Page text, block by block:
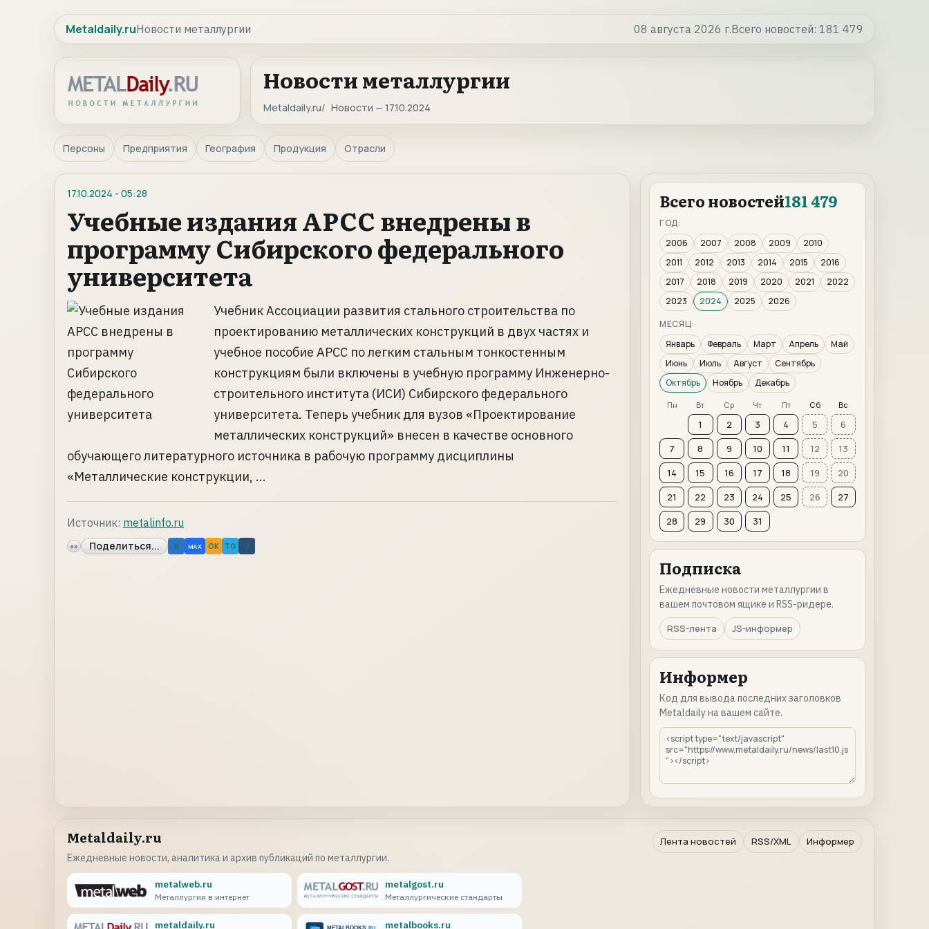
Metaldaily.ruНовости металлургии 08 августа 2026 г.Всего новостей: 181 479
Новости металлургии
Metaldaily.ru Новости — 17.10.2024
Персоны Предприятия География Продукция Отрасли
17.10.2024 - 05:28
Учебные издания АРСС внедрены в
программу Сибирского федерального
университета
Учебник Ассоциации развития стального строительства по
проектированию металлических конструкций в двух частях и
учебное пособие АРСС по легким стальным тонкостенным
конструкциям были включены в учебную программу Инженерно-
строительного института (ИСИ) Сибирского федерального
университета. Теперь учебник для вузов «Проектирование
металлических конструкций» внесен в качестве основного
обучающего литературного источника в рабочую программу дисциплины
«Металлические конструкции, ...
Источник: metalinfo.ru
«» Поделиться... B MAX OK TG ↗
Всего новостей181 479
ГОД:
2006
2007 2008 2009
2010
2011
2012 2013 2014 2015
2016
2017
2018 2019 2020 2021
2022
2023
2024 2025
2026
МЕСЯЦ:
Январь
Февраль Март Апрель
Май
Июнь
Июль Август
Сентябрь
Октябрь
Ноябрь Декабрь
Пн Вт Ср Чт Пт Сб Вс
1 2 3 4 5
6
7
8 9 10 11 12
13
14
15 16 17 18 19
20
21
22 23 24 25 26
27
28
29 30 31
Подписка
Ежедневные новости металлургии в
вашем почтовом ящике и RSS-ридере.
RSS-лента
JS-информер
Информер
Код для вывода последних заголовков
Metaldaily на вашем сайте.
Metaldaily.ru
Ежедневные новости, аналитика и архив публикаций по металлургии.
Лента новостей RSS/XML Информер
metalweb.ru
Металлургия в интернет
metalgost.ru
Металлургические стандарты
metaldaily.ru metalbooks.ru